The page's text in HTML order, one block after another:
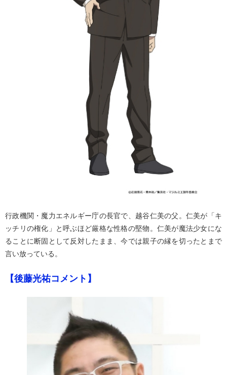
行政機関・魔力エネルギー庁の長官で、越谷仁美の父。仁美が「キ
ッチリの権化」と呼ぶほど厳格な性格の堅物。仁美が魔法少女にな
ることに断固として反対したまま、今では親子の縁を切ったとまで
言い放っている。
【後藤光祐コメント】